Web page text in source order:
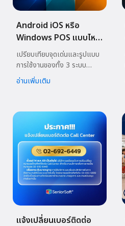
Android iOS หรือ
Windows POS แบบไหน
พร้อมเติบโตไปกับธุรกิจ
คุณ?
เปรียบเทียบจุดเด่นและรูปแบบ
การใช้งานของทั้ง 3 ระบบ
ปฏิบัติการ เพื่อวางรากฐาน
ข้อมูลสต๊อกและยอดขายให้
อ่านเพิ่มเติม
แจ้งเปลี่ยนเบอร์ติดต่อ